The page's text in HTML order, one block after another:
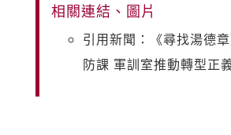
相關連結、圖片
引用新聞：《尋找湯德
防課 軍訓室推動轉型正